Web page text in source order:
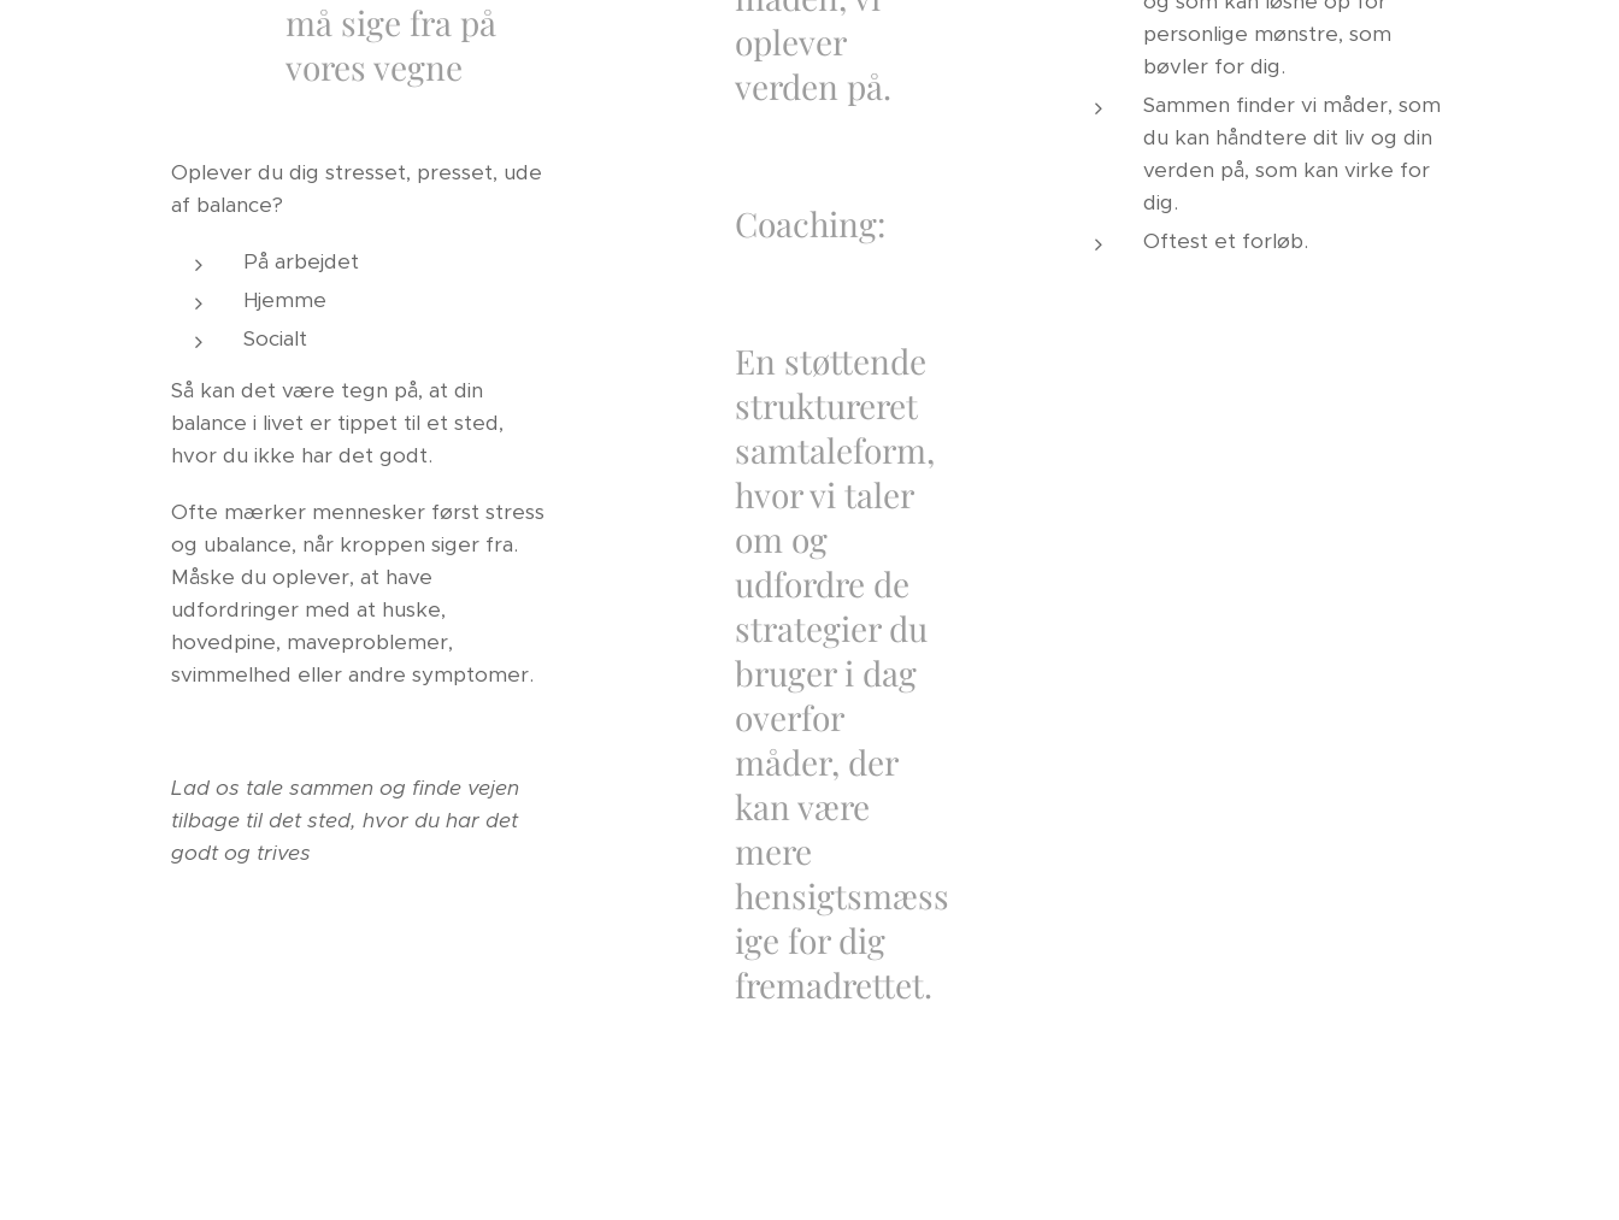
må sige fra på
vores vegne
Oplever du dig stresset, presset, ude
af balance?
På arbejdet
Hjemme
Socialt
Så kan det være tegn på, at din
balance i livet er tippet til et sted,
hvor du ikke har det godt.
Ofte mærker mennesker først stress
og ubalance, når kroppen siger fra.
Måske du oplever, at have
udfordringer med at huske,
hovedpine, maveproblemer,
svimmelhed eller andre symptomer.
Lad os tale sammen og finde vejen
tilbage til det sted, hvor du har det
godt og trives
oplever
verden på.
Coaching:
En støttende
struktureret
samtaleform,
hvor vi taler
om og
udfordre de
strategier du
bruger i dag
overfor
måder, der
kan være
mere
hensigtsmæss
ige for dig
fremadrettet.
personlige mønstre, som
bøvler for dig.
Sammen finder vi måder, som
du kan håndtere dit liv og din
verden på, som kan virke for
dig.
Oftest et forløb.